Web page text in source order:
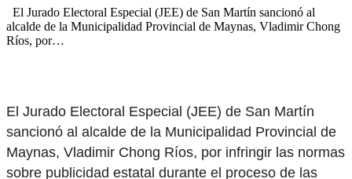
El Jurado Electoral Especial (JEE) de San Martín sancionó al
alcalde de la Municipalidad Provincial de Maynas, Vladimir Chong
Ríos, por…
El Jurado Electoral Especial (JEE) de San Martín
sancionó al alcalde de la Municipalidad Provincial de
Maynas, Vladimir Chong Ríos, por infringir las normas
sobre publicidad estatal durante el proceso de las